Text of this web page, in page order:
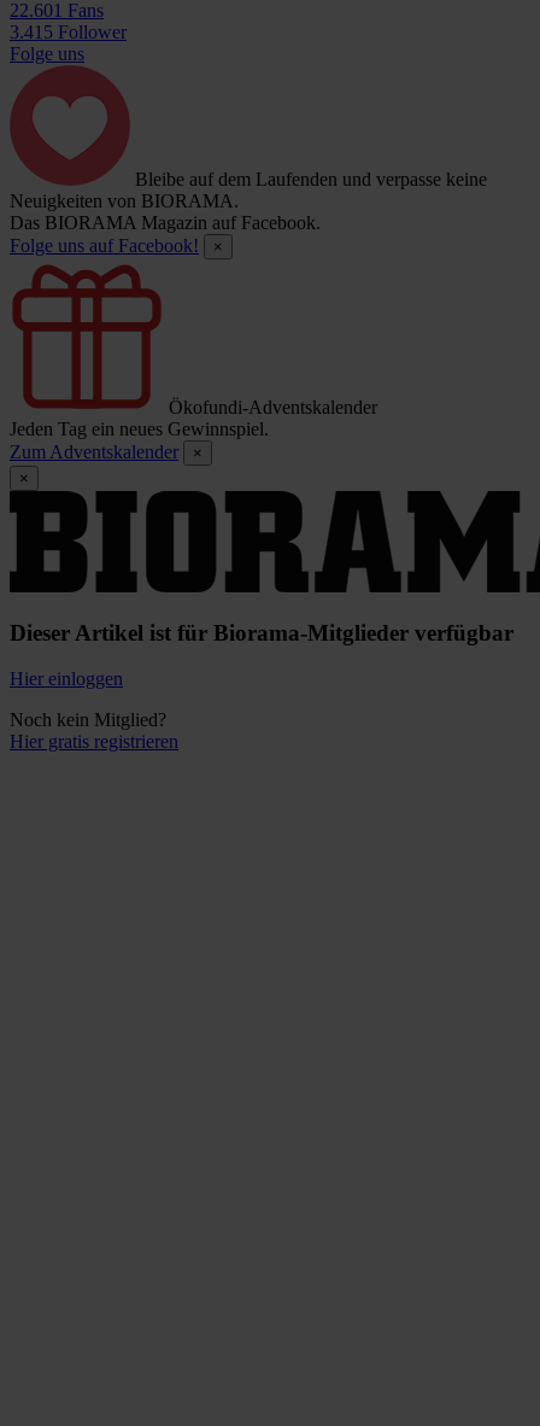
22.601 Fans
3.415 Follower
Folge uns
Bleibe auf dem Laufenden und verpasse keine
Neuigkeiten von BIORAMA.
Das BIORAMA Magazin auf Facebook.
Folge uns auf Facebook!
×
Ökofundi-Adventskalender
Jeden Tag ein neues Gewinnspiel.
Zum Adventskalender
×
×
Dieser Artikel ist für Biorama-Mitglieder verfügbar
Hier einloggen
Noch kein Mitglied?
Hier gratis registrieren